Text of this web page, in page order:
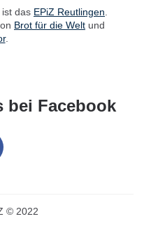
ist das EPiZ Reutlingen
Brot für die Welt und
.
bei Facebook
© 2022